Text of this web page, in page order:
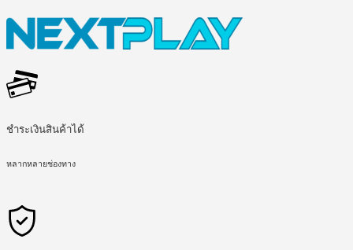
ชำระเงินสินค้าได้
หลากหลายช่องทาง